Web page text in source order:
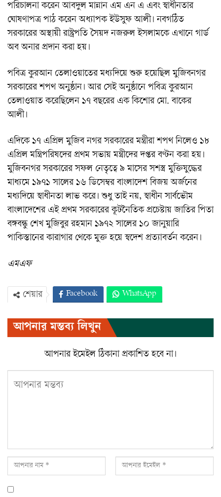
পরিচালনা করেন আবদুল মান্নান এম এন এ এবং স্বাধীনতার
ঘোষণাপত্র পাঠ করেন অধ্যাপক ইউসুফ আলী। নবগঠিত
সরকারের অস্থায়ী রাষ্ট্রপতি সৈয়দ নজরুল ইসলামকে এখানে গার্ড
অব অনার প্রদান করা হয়।
পবিত্র কুরআন তেলাওয়াতের মধ্যদিয়ে শুরু হয়েছিল মুজিবনগর
সরকারের শপথ অনুষ্ঠান। আর সেই অনুষ্ঠানে পবিত্র কুরআন
তেলাওয়াত করেছিলেন ১৭ বছরের এক কিশোর মো. বাকের
আলী।
এদিকে ১৭ এপ্রিল মুজিব নগর সরকারের মন্ত্রীরা শপথ নিলেও ১৮
এপ্রিল মন্ত্রিপরিষদের প্রথম সভায় মন্ত্রীদের দপ্তর বণ্টন করা হয়।
মুজিবনগর সরকারের সফল নেতৃত্বে ৯ মাসের সশস্ত্র মুক্তিযুদ্ধের
মাধ্যমে ১৯৭১ সালের ১৬ ডিসেম্বর বাংলাদেশ বিজয় অর্জনের
মধ্যদিয়ে স্বাধীনতা লাভ করে। শুধু তাই নয়, স্বাধীন সার্বভৌম
বাংলাদেশের এই প্রথম সরকারের কূটনৈতিক প্রচেষ্টায় জাতির পিতা
বঙ্গবন্ধু শেখ মুজিবুর রহমান ১৯৭২ সালের ১০ জানুয়ারি
পাকিস্তানের কারাগার থেকে মুক্ত হয়ে স্বদেশ প্রত্যাবর্তন করেন।
এমএফ
শেয়ার Facebook WhatsApp
Viber
আপনার মন্তব্য লিখুন
আপনার ইমেইল ঠিকানা প্রকাশিত হবে না।